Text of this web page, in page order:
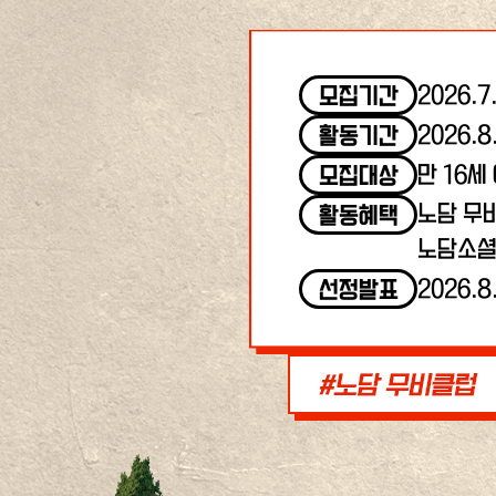
모집기간
활동기간
모집대상
만 16세
활동혜택
노담 무
노담소
선정발표